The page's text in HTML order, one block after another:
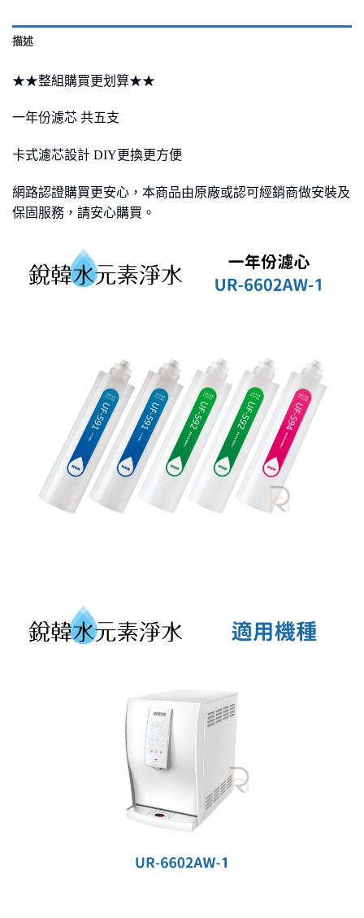
描述
★★整組購買更划算★★
一年份濾芯 共五支
卡式濾芯設計 DIY更換更方便
網路認證購買更安心，本商品由原廠或認可經銷商做安裝及
保固服務，請安心購買。